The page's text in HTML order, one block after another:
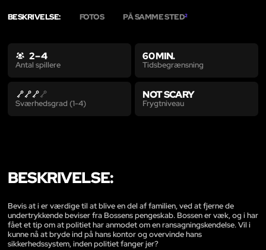
BESKRIVELSE: FOTOS PÅ SAMME STED2
2 – 4
Antal spillere
60 MIN.
Tidsbegrænsning
Sværhedsgrad (1-4)
NOT SCARY
Frygtniveau
BESKRIVELSE:
Bevis at i er værdige til at blive en del af familien, ved at fjerne de
undertrykkende beviser fra Bossens pengeskab. Bossen er væk, og i har
fået et tip om at politiet har anmodet om en ransagningskendelse. Vil i
kunne nå at bryde ind på hans kontor og overvinde hans
sikkerhedssystem, inden politiet fanger jer?